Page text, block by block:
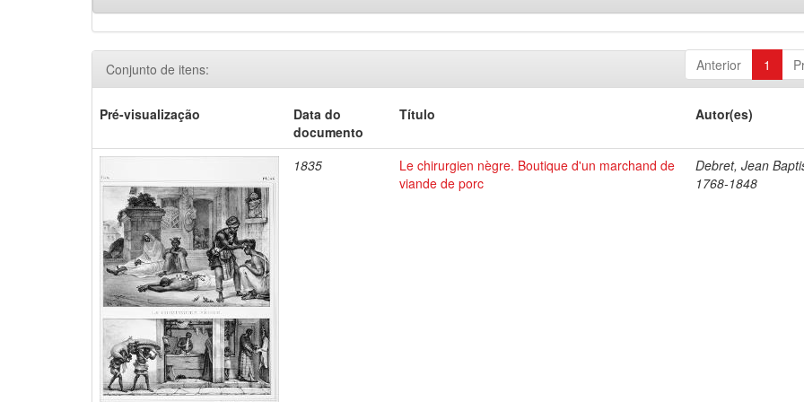
Anterior 1
Conjunto de itens:
Pré-visualização
Data do
documento
Título Autor(es)
1835
Le chirurgien nègre. Boutique d'un marchand de
viande de porc
Debret, Jean
1768-1848